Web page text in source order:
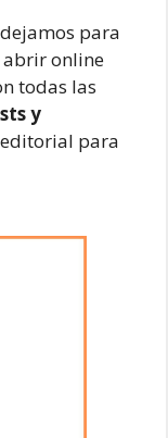
para
abrir online
todas las
y
para